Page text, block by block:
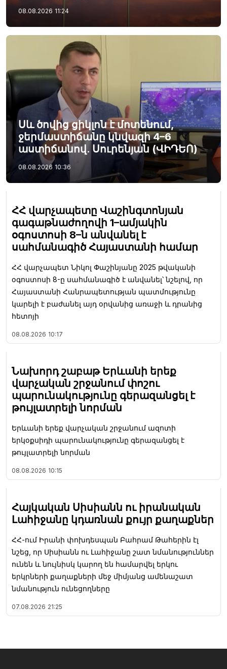
08.08.2026 11:24
Սև ծովից ցիկլոն է մոտենում,
ջերմաստիճանը կնվազի 4–6
աստիճանով. Սուրենյան (ՎԻԴԵՈ)
08.08.2026 10:36
ՀՀ վարչապետը Վաշինգտոնյան
գագաթնաժողովի 1–ամյակին
օգոստոսի 8–ն անվանել է
սահմանագիծ Հայաստանի համար
ՀՀ վարչապետ Նիկոլ Փաշինյանը 2025 թվականի
օգոստոսի 8-ը սահմանագիծ է անվանել՝ նշելով, որ
Հայաստանի Հանրապետության պատմությունը
կարելի է բաժանել այդ օրվանից առաջի և դրանից
հետոյի
08.08.2026 10:17
Նախորդ շաբաթ Երևանի երեք
վարչական շրջանում փոշու
պարունակությունը գերազանցել է
թույլատրելի նորման
Երևանի երեք վարչական շրջանում ազոտի
երկօքսիդի պարունակությունը գերազանցել է
թույլատրելի նորման
08.08.2026 10:15
Հայկական Սիսիանն ու իրանական
Լահիջանը կդառնան քույր քաղաքներ
ՀՀ-ում Իրանի փոխդեսպան Բահրամ Թահերին էլ
նշեց, որ Սիսիանն ու Լահիջանը շատ նմանություններ
ունեն և նույնիսկ կարող են համարվել երկու
երկրների քաղաքների մեջ միմյանց ամենաշատ
նմանություն ունեցողները
07.08.2026 21:25